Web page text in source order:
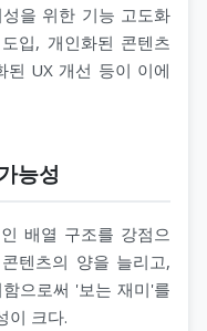
을 위한 기능 고도화
입, 개인화된 콘텐츠
된 UX 개선 등이 이에
능성
배열 구조를 강점으
텐츠의 양을 늘리고,
으로써 '보는 재미'를
이 크다.